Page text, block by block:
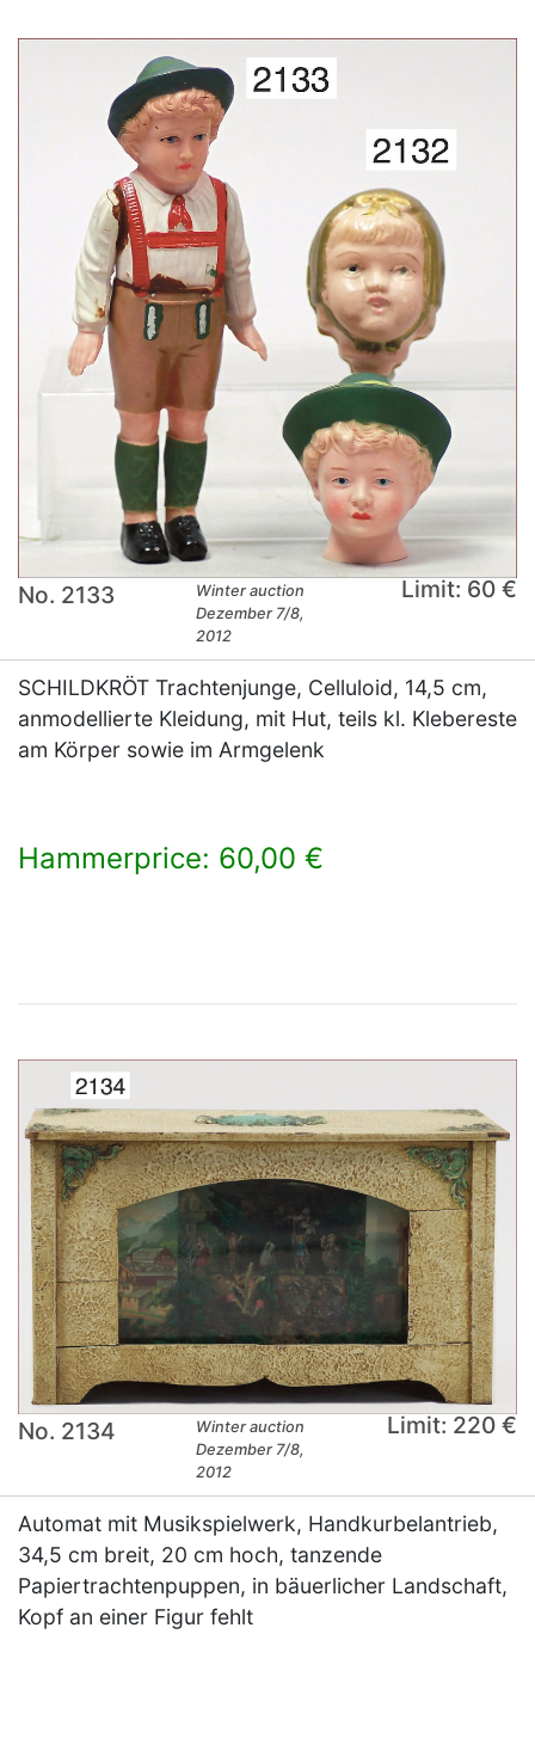
No. 2133
Winter auction
Dezember 7/8,
2012
Limit: 60 €
SCHILDKRÖT Trachtenjunge, Celluloid, 14,5 cm,
anmodellierte Kleidung, mit Hut, teils kl. Klebereste
am Körper sowie im Armgelenk
Hammerprice: 60,00 €
No. 2134
Winter auction
Dezember 7/8,
2012
Limit: 220 €
Automat mit Musikspielwerk, Handkurbelantrieb,
34,5 cm breit, 20 cm hoch, tanzende
Papiertrachtenpuppen, in bäuerlicher Landschaft,
Kopf an einer Figur fehlt